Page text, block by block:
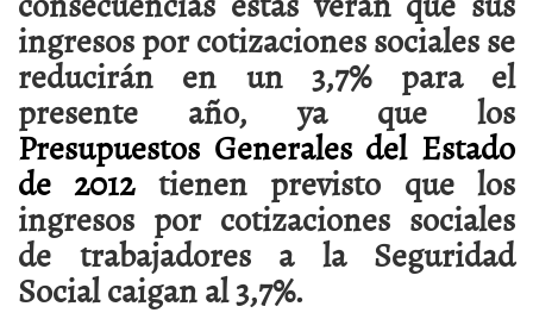
ingresos por cotizaciones sociales se
reducirán en un 3,7% para el
presente año, ya que los
Presupuestos Generales del Estado
de 2012tienen previsto que los
ingresos por cotizaciones sociales
de trabajadores a la Seguridad
Social caigan al 3,7%.